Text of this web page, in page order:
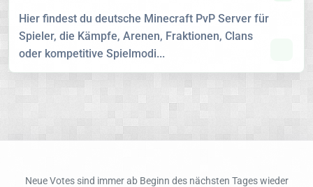
Hier findest du deutsche Minecraft PvP Server für
Spieler, die Kämpfe, Arenen, Fraktionen, Clans
oder kompetitive Spielmodi...
Neue Votes sind immer ab Beginn des nächsten Tages wieder